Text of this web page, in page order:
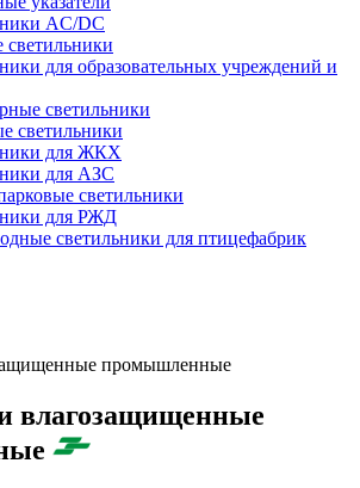
AC/DC
для образовательных учреждений и
светильники
светильники
для ЖКХ
для АЗС
светильники
для РЖД
светильники для птицефабрик
промышленные
влагозащищенные